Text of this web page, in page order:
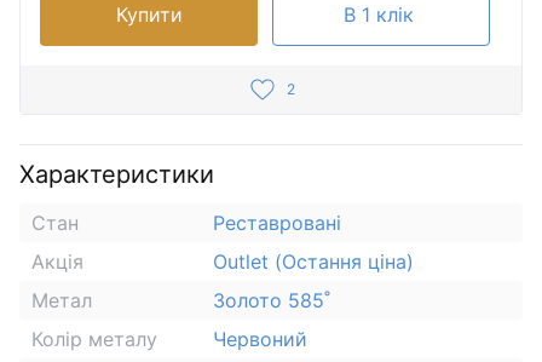
Купити В 1 клік
2
Характеристики
Стан
Реставровані
Акція
Outlet (Остання ціна)
Метал
Золото 585˚
Колір металу
Червоний